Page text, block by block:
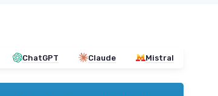
ChatGPT Claude Mistral